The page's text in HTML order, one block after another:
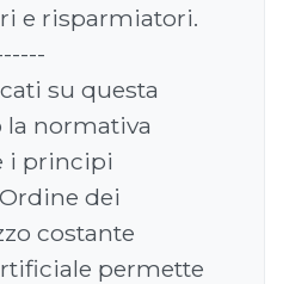
e risparmiatori.
su questa
la normativa
i principi
dei
costante
permette